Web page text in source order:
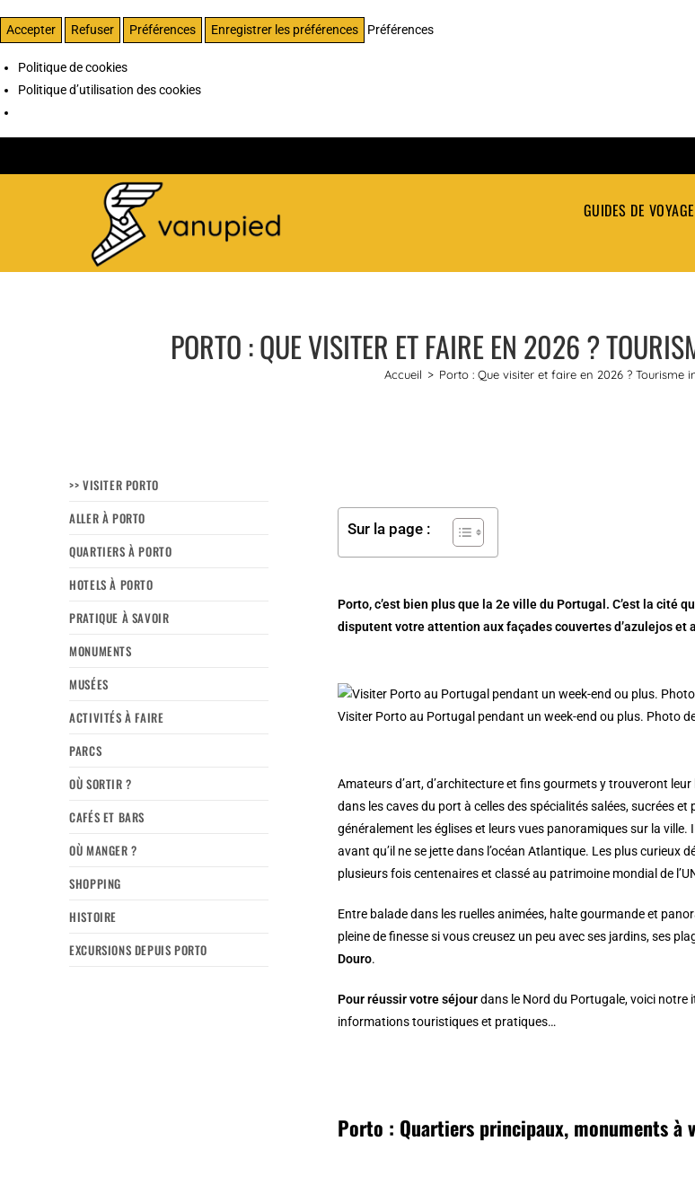
Accepter Refuser Préférences Enregistrer les préférences Préférences
Politique de cookies
Politique d’utilisation des cookies
GUIDES DE VOYAGE
PORTO : QUE VISITER ET FAIRE EN 2026 ?
Accueil > Porto : Que visiter et faire en 2026 ? Tourisme
Sur la page :
Porto, c’est bien plus que la 2e ville du Portugal. C’est la cité
disputent votre attention aux façades couvertes d’azulejos
Visiter Porto au Portugal pendant un week-end ou plus. Photo
Amateurs d’art, d’architecture et fins gourmets y trouveront
dans les caves du port à celles des spécialités salées, sucrées
généralement les églises et leurs vues panoramiques sur la ville.
avant qu’il ne se jette dans l’océan Atlantique. Les plus curieux
plusieurs fois centenaires et classé au patrimoine mondial de
Entre balade dans les ruelles animées, halte gourmande et
pleine de finesse si vous creusez un peu avec ses jardins, ses
Douro.
Pour réussir votre séjourdans le Nord du Portugale, voici notre
informations touristiques et pratiques…
Porto : Quartiers principaux, monuments à
>> VISITER PORTO
ALLER À PORTO
QUARTIERS À PORTO
HOTELS À PORTO
PRATIQUE À SAVOIR
MONUMENTS
MUSÉES
ACTIVITÉS À FAIRE
PARCS
OÙ SORTIR ?
CAFÉS ET BARS
OÙ MANGER ?
SHOPPING
HISTOIRE
EXCURSIONS DEPUIS PORTO